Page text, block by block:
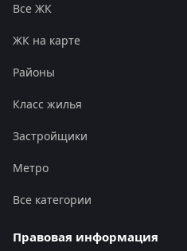
Все ЖК
ЖК на карте
Районы
Класс жилья
Застройщики
Метро
Все категории
Правовая информация